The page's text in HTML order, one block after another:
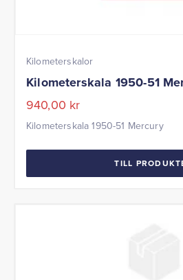
Kilometerskalor
Kilometerskala 1950-51
940,00 kr
Kilometerskala 1950-51 Mercury
TILL